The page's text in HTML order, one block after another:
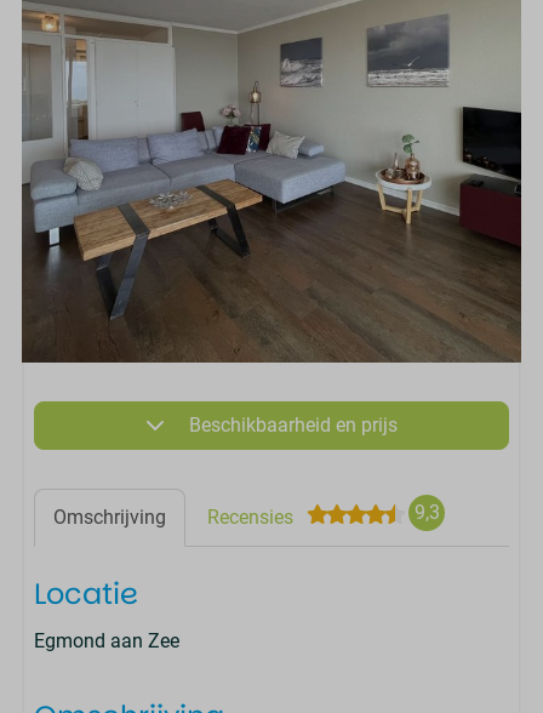
Beschikbaarheid en prijs
Omschrijving Recensies 9,3
Locatie
Egmond aan Zee